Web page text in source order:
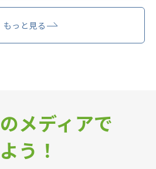
もっと見る
メディアで
う！